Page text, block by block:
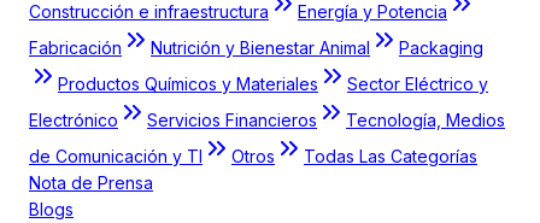
Construcción e infraestructura
Energía y Potencia
Fabricación
Nutrición y Bienestar Animal
Packaging
Productos Químicos y Materiales
Sector Eléctrico y
Electrónico
Servicios Financieros
Tecnología, Medios
de Comunicación y TI
Otros
Todas Las Categorías
Nota de Prensa
Blogs